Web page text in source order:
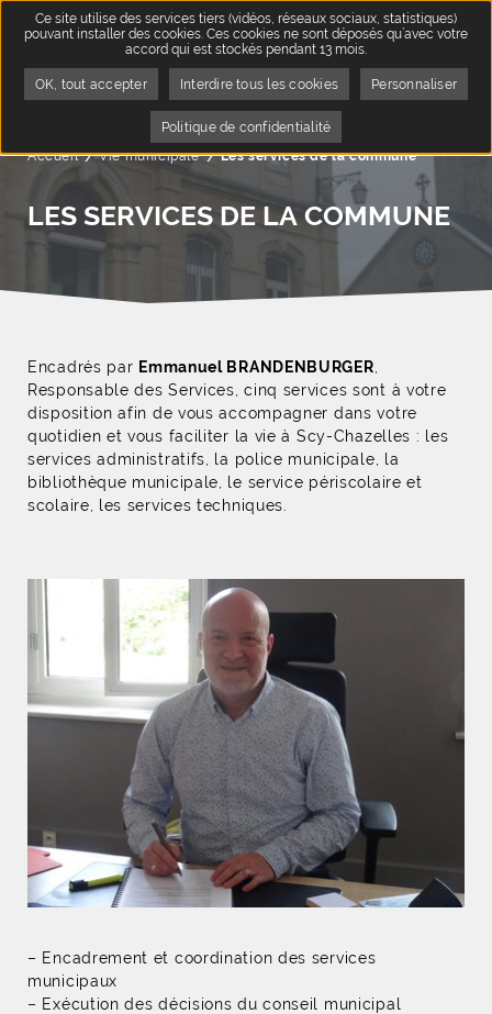
Accueil Vie municipale Page active :
Les services de la commune
LES SERVICES DE LA COMMUNE
Encadrés par Emmanuel BRANDENBURGER
Responsable des Services, cinq services sont à votre
disposition afin de vous accompagner dans votre
quotidien et vous faciliter la vie à Scy-Chazelles : les
services administratifs, la police municipale, la
bibliothèque municipale, le service périscolaire et
scolaire, les services techniques.
– Encadrement et coordination des services
municipaux
– Exécution des décisions du conseil municipal
Ce site utilise des services tiers (vidéos, réseaux sociaux, statistiques)
pouvant installer des cookies. Ces cookies ne sont déposés qu’avec votre
accord qui est stockés pendant 13 mois.
OK, tout accepter Interdire tous les cookies Personnaliser
Politique de confidentialité